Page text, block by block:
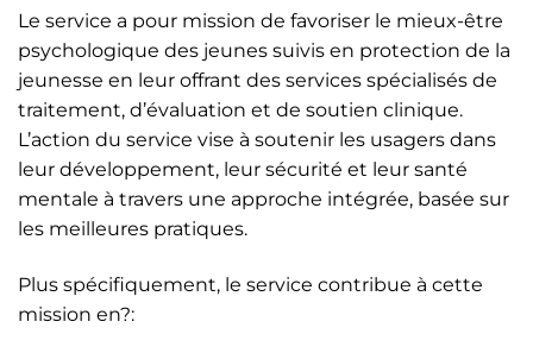
Le service a pour mission de favoriser le mieux-être
psychologique des jeunes suivis en protection de la
jeunesse en leur offrant des services spécialisés de
traitement, d’évaluation et de soutien clinique.
L’action du service vise à soutenir les usagers dans
leur développement, leur sécurité et leur santé
mentale à travers une approche intégrée, basée sur
les meilleures pratiques.
Plus spécifiquement, le service contribue à cette
mission en?: